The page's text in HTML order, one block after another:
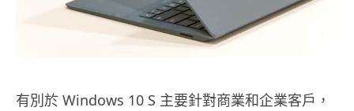
有別於 Windows 10 S 主要針對商業和企業客戶，